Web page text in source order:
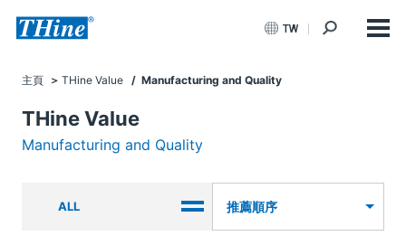
TW
主頁 THine Value / Manufacturing and Quality
THine Value
Manufacturing and Quality
ALL 推薦順序